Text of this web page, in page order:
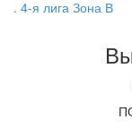
. 4-я лига Зона В